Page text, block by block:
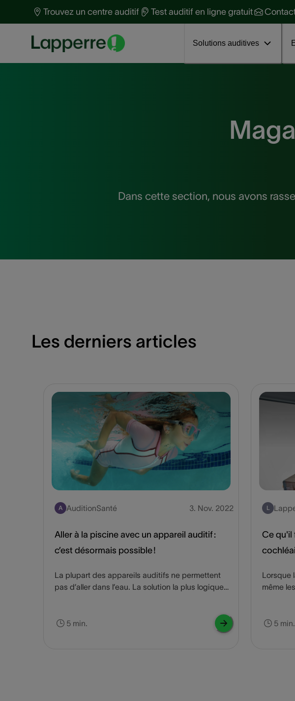
Trouvez un centre auditif Test auditif en ligne gratuit
Solutions auditives
Découvrez Phonak Virto™ R Infinio
traitement
Session
Devenir ambassadeur
Gardez votre cerveau en
parfaite santé
Travailler en tant
auditif dans un
Dans cette section, nous avons
Les derniers articles
A AuditionSanté 3. Nov. 2022
Aller à la piscine avec un appareil auditif :
c’est désormais possible !
La plupart des appareils auditifs ne permettent
pas d’aller dans l’eau. La solution la plus logique
nouveaux appareils auditifs vous permettent de
5 min.
L
Ce qu'il
Lorsque
même
cas, on
5 min.